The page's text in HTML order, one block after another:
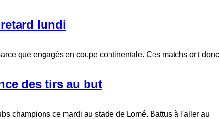
lundi
que engagés en coupe continentale. Ces matchs ont donc
des tirs au but
champions ce mardi au stade de Lomé. Battus à l'aller au